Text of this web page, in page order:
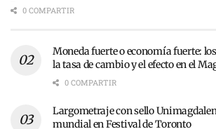
0 COMPARTIR
Moneda fuerte o economía fuerte:
la tasa de cambio y el efecto en el
0 COMPARTIR
Largometraje con sello
mundial en Festival de Toronto